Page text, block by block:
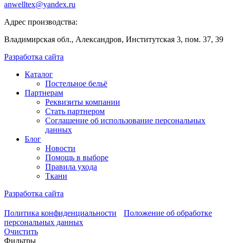
anwelltex@yandex.ru
Адрес производства:
Владимирская обл., Александров, Институтская 3, пом. 37, 39
Разработка сайта
Каталог
Постельное бельё
Партнерам
Реквизиты компании
Стать партнером
Соглашение об использование персональных
данных
Блог
Новости
Помощь в выборе
Правила ухода
Ткани
Разработка сайта
Политика конфиденциальности
Положение об обработке
персональных данных
Очистить
Фильтры